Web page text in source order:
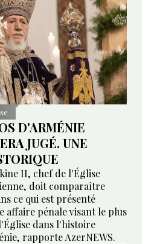
D'ARMÉNIE
JUGÉ. UNE
II, chef de l'Église
doit comparaître
ce qui est présenté
affaire pénale visant le plus
dans l'histoire
rapporte AzerNEWS.